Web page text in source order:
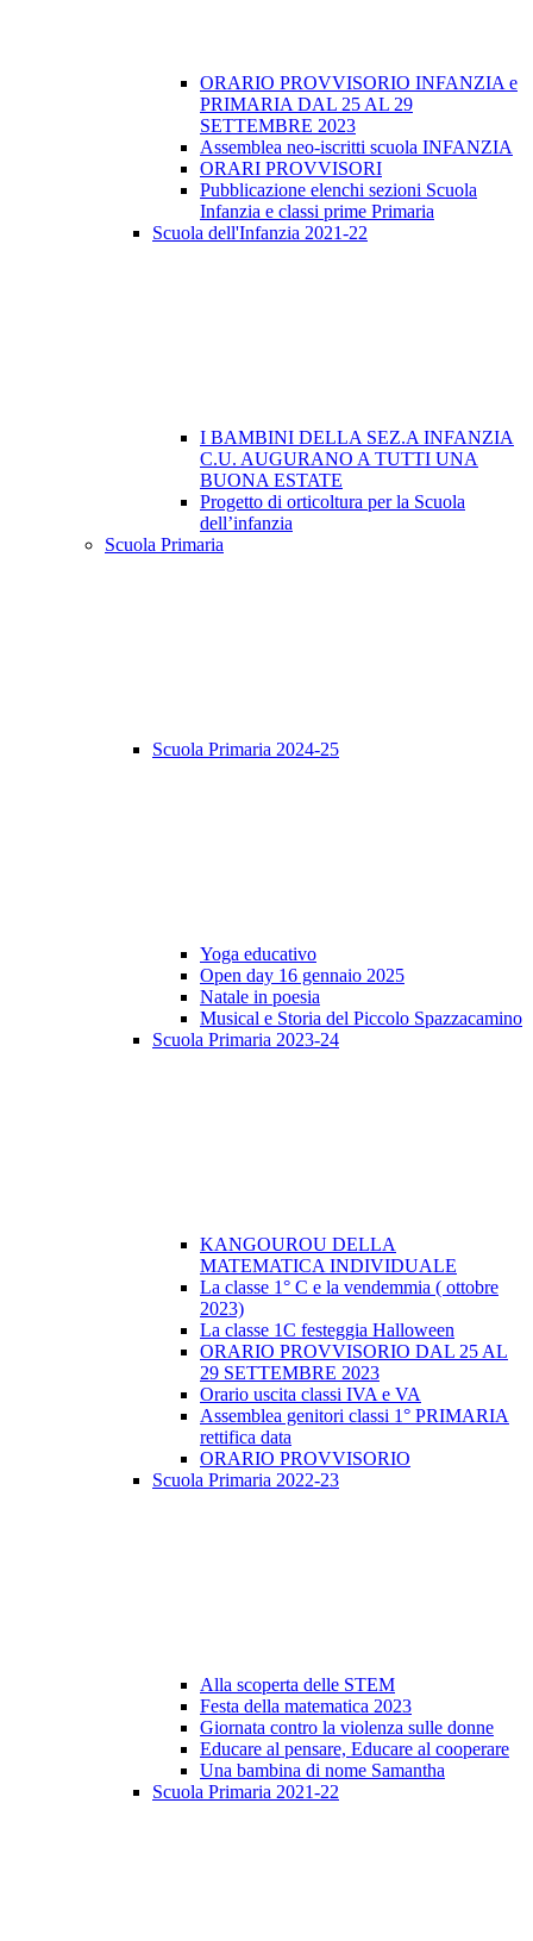
ORARIO PROVVISORIO INFANZIA e
PRIMARIA DAL 25 AL 29
SETTEMBRE 2023
Assemblea neo-iscritti scuola INFANZIA
ORARI PROVVISORI
Pubblicazione elenchi sezioni Scuola
Infanzia e classi prime Primaria
Scuola dell'Infanzia 2021-22
I BAMBINI DELLA SEZ.A INFANZIA
C.U. AUGURANO A TUTTI UNA
BUONA ESTATE
Progetto di orticoltura per la Scuola
dell’infanzia
Scuola Primaria
Scuola Primaria 2024-25
Yoga educativo
Open day 16 gennaio 2025
Natale in poesia
Musical e Storia del Piccolo Spazzacamino
Scuola Primaria 2023-24
KANGOUROU DELLA
MATEMATICA INDIVIDUALE
La classe 1° C e la vendemmia ( ottobre
2023)
La classe 1C festeggia Halloween
ORARIO PROVVISORIO DAL 25 AL
29 SETTEMBRE 2023
Orario uscita classi IVA e VA
Assemblea genitori classi 1° PRIMARIA
rettifica data
ORARIO PROVVISORIO
Scuola Primaria 2022-23
Alla scoperta delle STEM
Festa della matematica 2023
Giornata contro la violenza sulle donne
Educare al pensare, Educare al cooperare
Una bambina di nome Samantha
Scuola Primaria 2021-22